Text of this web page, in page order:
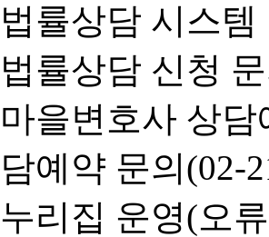
법률상담 시스
법률상담 신청
마을변호사 상
담예약 문의(02-
누리집 운영(오